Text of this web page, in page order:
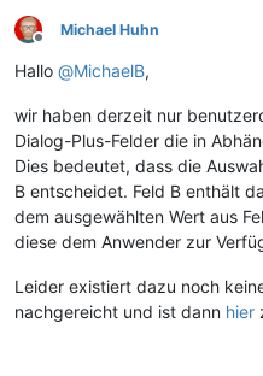
Offline
Michael Huhn
Hallo @MichaelB,
wir haben derzeit nur
Dialog-Plus-Felder die in
Dies bedeutet, dass die
B entscheidet. Feld B enthält
dem ausgewählten Wert aus
diese dem Anwender zur
Leider existiert dazu noch
nachgereicht und ist dann hier